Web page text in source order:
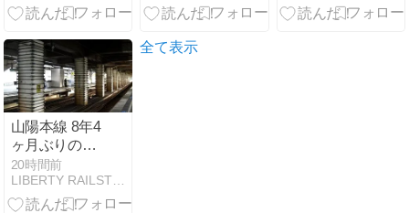
Vol 9
山陽本線 8年4
ヶ月ぶりの福
山駅
20時間前
全て表示